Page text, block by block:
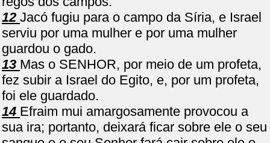
12 Jacó fugiu para o campo da Síria, e Israel
serviu por uma mulher e por uma mulher
guardou o gado.
13 Mas o SENHOR, por meio de um profeta,
fez subir a Israel do Egito, e, por um profeta,
foi ele guardado.
14 Efraim mui amargosamente provocou a
sua ira; portanto, deixará ficar sobre ele o seu